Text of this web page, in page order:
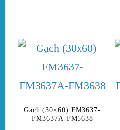
Gạch (30×60) FM3637-
FM3637A-FM3638